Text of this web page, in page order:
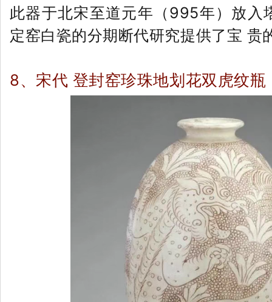
此器于北宋至道元年（995年）放入
定窑白瓷的分期断代研究提供了宝 贵
8、宋代 登封窑珍珠地划花双虎纹瓶